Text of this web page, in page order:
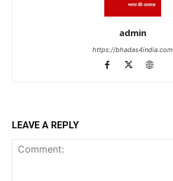
admin
https://bhadas4india.com
LEAVE A REPLY